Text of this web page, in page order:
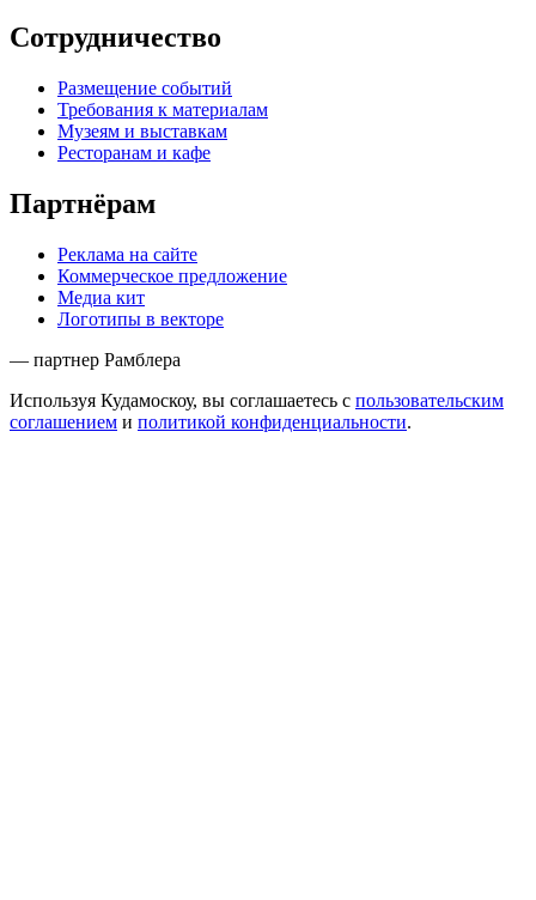
Сотрудничество
Размещение событий
Требования к материалам
Музеям и выставкам
Ресторанам и кафе
Партнёрам
Реклама на сайте
Коммерческое предложение
Медиа кит
Логотипы в векторе
— партнер Рамблера
Используя Кудамоскоу, вы соглашаетесь с пользовательским
соглашением и политикой конфиденциальности.